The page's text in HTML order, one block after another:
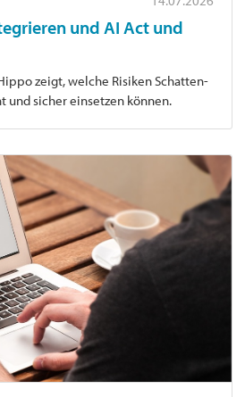
und AI Act und
zeigt, welche Risiken Schatten-
und sicher einsetzen können.